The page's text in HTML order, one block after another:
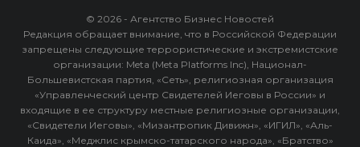
© 2026 - Агентство Бизнес Новостей
Редакция обращает внимание, что в Российской Федерации
запрещены следующие террористические и экстремистские
организации: Meta (Meta Platforms Inc), Национал-
Большевистская партия, «Сеть», религиозная организация
«Управленческий центр Свидетелей Иеговы в России» и
входящие в ее структуру местные религиозные организации,
«Свидетели Иеговы», «Мизантропик Дивижн», «ИГИЛ», «Аль-
Каида», «Меджлис крымско-татарского народа», «Братство»